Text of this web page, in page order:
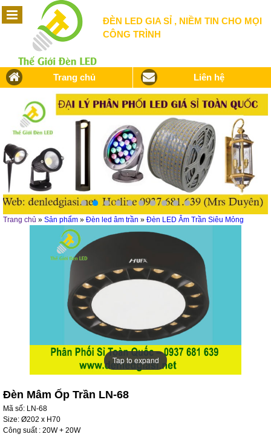
ĐÈN LED GIA SỈ , NIỀM TIN CHO MỌI
CÔNG TRÌNH
Trang chủ Liên hệ
Trang chủ » Sản phẩm » Đèn led âm trần » Đèn LED Âm Trần Siêu Mỏng
Tap to expand
Tap to expand
Đèn Mâm Ốp Trần LN-68
Mã số: LN-68
Size: Ø202 x H70
Công suất : 20W + 20W